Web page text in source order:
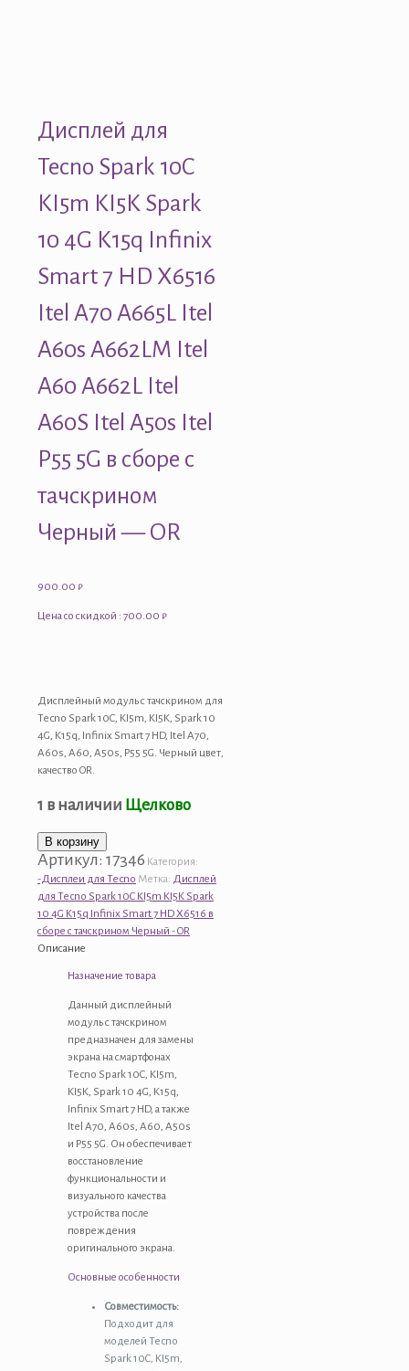
Дисплей для
Tecno Spark 10C
KI5m KI5K Spark
10 4G K15q Infinix
Smart 7 HD X6516
Itel A70 A665L Itel
A60s A662LM Itel
A60 A662L Itel
A60S Itel A50s Itel
P55 5G в сборе с
тачскрином
Черный — OR
900.00 ₽
Цена со скидкой : 700.00 ₽
Дисплейный модуль с тачскрином для
Tecno Spark 10C, KI5m, KI5K, Spark 10
4G, K15q, Infinix Smart 7 HD, Itel A70,
A60s, A60, A50s, P55 5G. Черный цвет,
качество OR.
1 в наличии Щелково
Количество
товара
Дисплей
для
Tecno
Spark
10C
В корзину
Артикул: 17346 Категория:
-Дисплеи для Tecno Метка: Дисплей
для Tecno Spark 10C KI5m KI5K Spark
10 4G K15q Infinix Smart 7 HD X6516 в
сборе с тачскрином Черный - OR
Описание
Назначение товара
Данный дисплейный
модуль с тачскрином
предназначен для замены
экрана на смартфонах
Tecno Spark 10C, KI5m,
KI5K, Spark 10 4G, K15q,
Infinix Smart 7 HD, а также
Itel A70, A60s, A60, A50s
и P55 5G. Он обеспечивает
восстановление
функциональности и
визуального качества
устройства после
повреждения
оригинального экрана.
Основные особенности
Совместимость:
Подходит для
моделей Tecno
Spark 10C, KI5m,